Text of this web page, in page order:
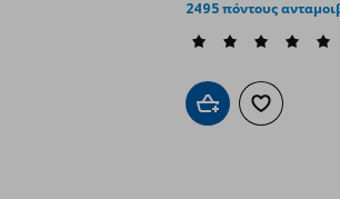
2495 πόντους
Προσθήκη στοΠροσθήκη